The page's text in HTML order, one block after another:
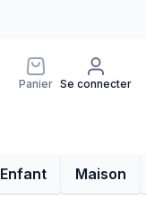
Panier Se connecter
Enfant Maison